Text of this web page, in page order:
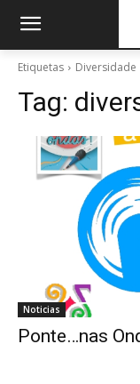
Etiquetas Diversidade
Tag:
Noticias
Ponte…nas